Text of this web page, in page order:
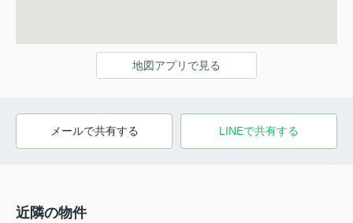
地図アプリで見る
メールで共有する LINEで共有する
近隣の物件